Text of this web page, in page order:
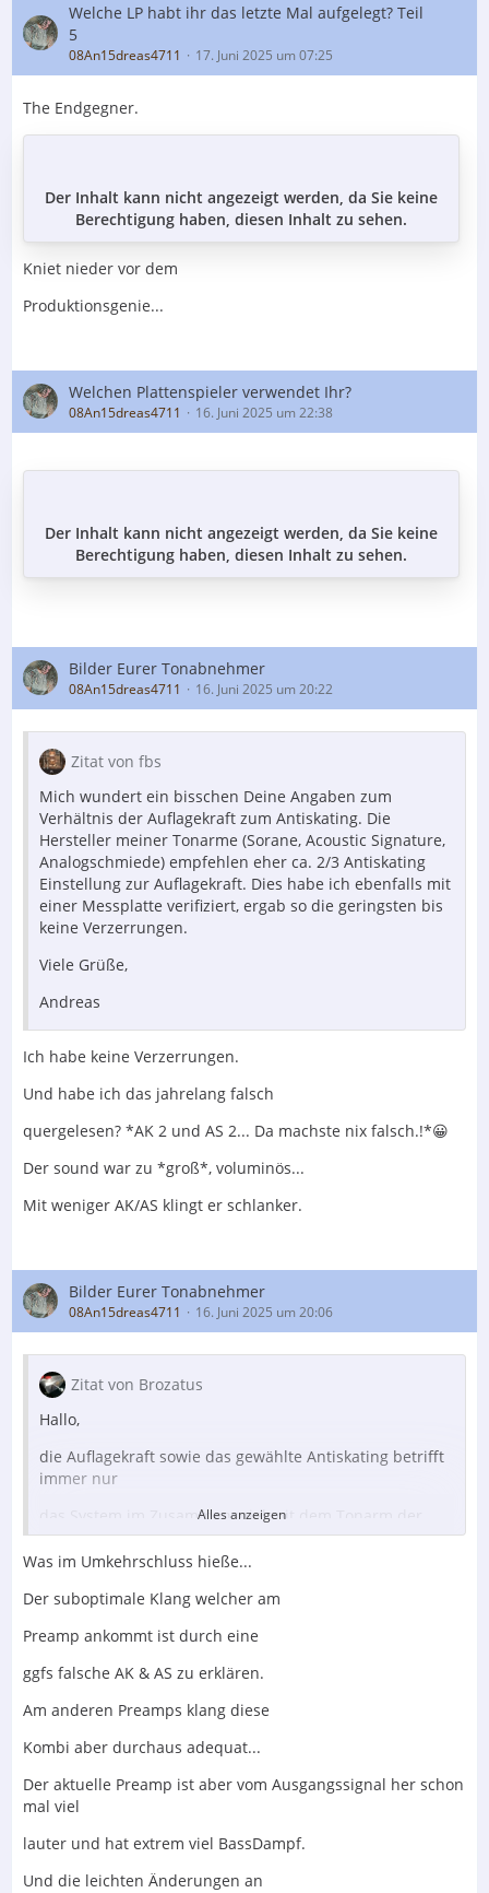
Welche LP habt ihr das letzte Mal aufgelegt? Teil
5
08An15dreas4711 17. Juni 2025 um 07:25
The Endgegner.
Der Inhalt kann nicht angezeigt werden, da Sie keine
Berechtigung haben, diesen Inhalt zu sehen.
Kniet nieder vor dem
Produktionsgenie...
Welchen Plattenspieler verwendet Ihr?
08An15dreas4711 16. Juni 2025 um 22:38
Der Inhalt kann nicht angezeigt werden, da Sie keine
Berechtigung haben, diesen Inhalt zu sehen.
Bilder Eurer Tonabnehmer
08An15dreas4711 16. Juni 2025 um 20:22
Zitat von fbs
Mich wundert ein bisschen Deine Angaben zum
Verhältnis der Auflagekraft zum Antiskating. Die
Hersteller meiner Tonarme (Sorane, Acoustic Signature,
Analogschmiede) empfehlen eher ca. 2/3 Antiskating
Einstellung zur Auflagekraft. Dies habe ich ebenfalls mit
einer Messplatte verifiziert, ergab so die geringsten bis
keine Verzerrungen.
Viele Grüße,
Andreas
Ich habe keine Verzerrungen.
Und habe ich das jahrelang falsch
quergelesen? *AK 2 und AS 2... Da machste nix falsch.!*😀
Der sound war zu *groß*, voluminös...
Mit weniger AK/AS klingt er schlanker.
Bilder Eurer Tonabnehmer
08An15dreas4711 16. Juni 2025 um 20:06
Zitat von Brozatus
Hallo,
die Auflagekraft sowie das gewählte Antiskating betrifft
immer nur
das System im Zusammenspiel mit dem Tonarm der
verwendet wird.
Mit dem Vorverstärker hat das erstmal nichts zu tun.
Grüße,
Christoph
Alles anzeigen
Was im Umkehrschluss hieße...
Der suboptimale Klang welcher am
Preamp ankommt ist durch eine
ggfs falsche AK & AS zu erklären.
Am anderen Preamps klang diese
Kombi aber durchaus adequat...
Der aktuelle Preamp ist aber vom Ausgangssignal her schon
mal viel
lauter und hat extrem viel BassDampf.
Und die leichten Änderungen an